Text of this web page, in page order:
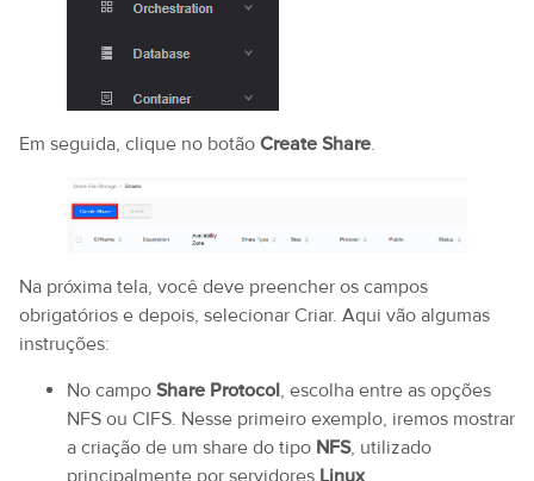
Em seguida, clique no botão Create Share.
Na próxima tela, você deve preencher os campos
obrigatórios e depois, selecionar Criar. Aqui vão algumas
instruções:
No campo Share Protocol, escolha entre as opções
NFS ou CIFS. Nesse primeiro exemplo, iremos mostrar
a criação de um share do tipo NFS, utilizado
principalmente por servidores Linux.